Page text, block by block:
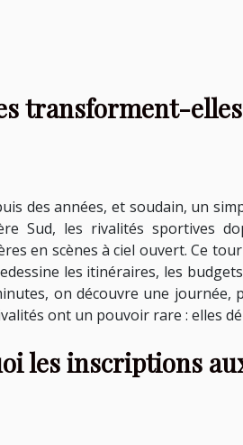
transforment-elles
des années, et soudain, un
Sud, les rivalités sportives
en scènes à ciel ouvert. Ce
les itinéraires, les
on découvre une journée,
ont un pouvoir rare : elles
les inscriptions